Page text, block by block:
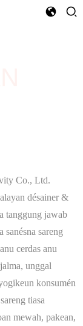
Co., Ltd.
désainer &
tanggung jawab
sanésna sareng
cerdas anu
unggal
konsumén
tiasa
mewah, pakean,